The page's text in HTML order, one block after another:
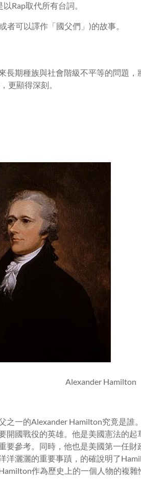
Rap取代所有台詞。
者可以譯作「國父們」)的故事。
長期種族與社會階級不平等的問題，
更顯得深刻。
Alexander Hamilton
之一的Alexander Hamilton究竟是誰
開國戰役的英雄。他是美國憲法的起
要參考。同時，他也是美國第一任
洋灑灑的重要事蹟，的確說明了
作為歷史上的一個人物的複雜